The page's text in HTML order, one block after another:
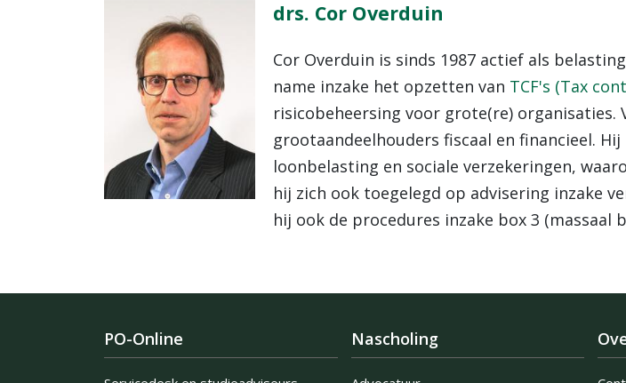
drs. Cor Overduin
Cor Overduin is sinds 1987 actief als
name inzake het opzetten van TCF's (Tax
risicobeheersing voor grote(re)
grootaandeelhouders fiscaal en financieel.
loonbelasting en sociale verzekeringen,
hij zich ook toegelegd op advisering inzake
hij ook de procedures inzake box 3 (massaal
PO-Online Nascholing